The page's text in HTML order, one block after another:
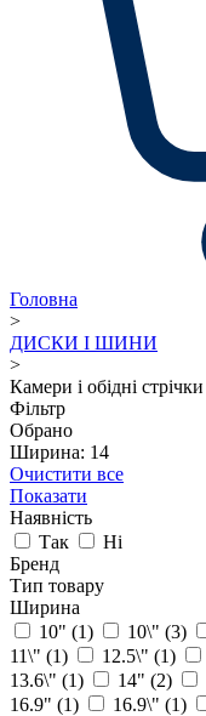
Головна
>
ДИСКИ І ШИНИ
>
Камери і обідні стрічки
Фільтр
Обрано
Ширина: 14
Очистити все
Показати
Наявність
Так
Ні
Бренд
Тип товару
Ширина
10" (1) 10\" (3)
11\" (1) 12.5\" (1)
13.6\" (1) 14" (2)
16.9" (1) 16.9\" (1)